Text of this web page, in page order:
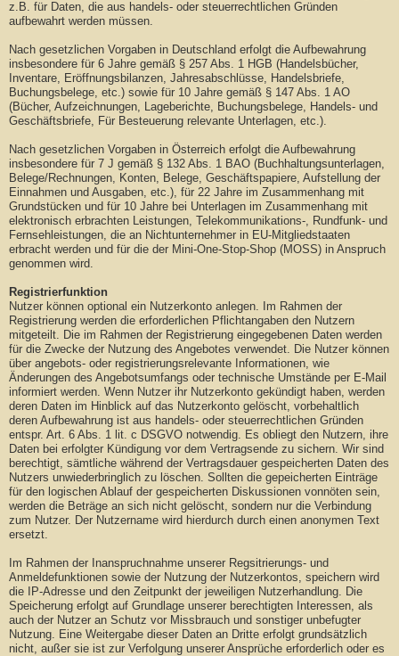
z.B. für Daten, die aus handels- oder steuerrechtlichen Gründen
aufbewahrt werden müssen.
Nach gesetzlichen Vorgaben in Deutschland erfolgt die Aufbewahrung
insbesondere für 6 Jahre gemäß § 257 Abs. 1 HGB (Handelsbücher,
Inventare, Eröffnungsbilanzen, Jahresabschlüsse, Handelsbriefe,
Buchungsbelege, etc.) sowie für 10 Jahre gemäß § 147 Abs. 1 AO
(Bücher, Aufzeichnungen, Lageberichte, Buchungsbelege, Handels- und
Geschäftsbriefe, Für Besteuerung relevante Unterlagen, etc.).
Nach gesetzlichen Vorgaben in Österreich erfolgt die Aufbewahrung
insbesondere für 7 J gemäß § 132 Abs. 1 BAO (Buchhaltungsunterlagen,
Belege/Rechnungen, Konten, Belege, Geschäftspapiere, Aufstellung der
Einnahmen und Ausgaben, etc.), für 22 Jahre im Zusammenhang mit
Grundstücken und für 10 Jahre bei Unterlagen im Zusammenhang mit
elektronisch erbrachten Leistungen, Telekommunikations-, Rundfunk- und
Fernsehleistungen, die an Nichtunternehmer in EU-Mitgliedstaaten
erbracht werden und für die der Mini-One-Stop-Shop (MOSS) in Anspruch
genommen wird.
Registrierfunktion
Nutzer können optional ein Nutzerkonto anlegen. Im Rahmen der
Registrierung werden die erforderlichen Pflichtangaben den Nutzern
mitgeteilt. Die im Rahmen der Registrierung eingegebenen Daten werden
für die Zwecke der Nutzung des Angebotes verwendet. Die Nutzer können
über angebots- oder registrierungsrelevante Informationen, wie
Änderungen des Angebotsumfangs oder technische Umstände per E-Mail
informiert werden. Wenn Nutzer ihr Nutzerkonto gekündigt haben, werden
deren Daten im Hinblick auf das Nutzerkonto gelöscht, vorbehaltlich
deren Aufbewahrung ist aus handels- oder steuerrechtlichen Gründen
entspr. Art. 6 Abs. 1 lit. c DSGVO notwendig. Es obliegt den Nutzern, ihre
Daten bei erfolgter Kündigung vor dem Vertragsende zu sichern. Wir sind
berechtigt, sämtliche während der Vertragsdauer gespeicherten Daten des
Nutzers unwiederbringlich zu löschen. Sollten die gepeicherten Einträge
für den logischen Ablauf der gespeicherten Diskussionen vonnöten sein,
werden die Beträge an sich nicht gelöscht, sondern nur die Verbindung
zum Nutzer. Der Nutzername wird hierdurch durch einen anonymen Text
ersetzt.
Im Rahmen der Inanspruchnahme unserer Regsitrierungs- und
Anmeldefunktionen sowie der Nutzung der Nutzerkontos, speichern wird
die IP-Adresse und den Zeitpunkt der jeweiligen Nutzerhandlung. Die
Speicherung erfolgt auf Grundlage unserer berechtigten Interessen, als
auch der Nutzer an Schutz vor Missbrauch und sonstiger unbefugter
Nutzung. Eine Weitergabe dieser Daten an Dritte erfolgt grundsätzlich
nicht, außer sie ist zur Verfolgung unserer Ansprüche erforderlich oder es